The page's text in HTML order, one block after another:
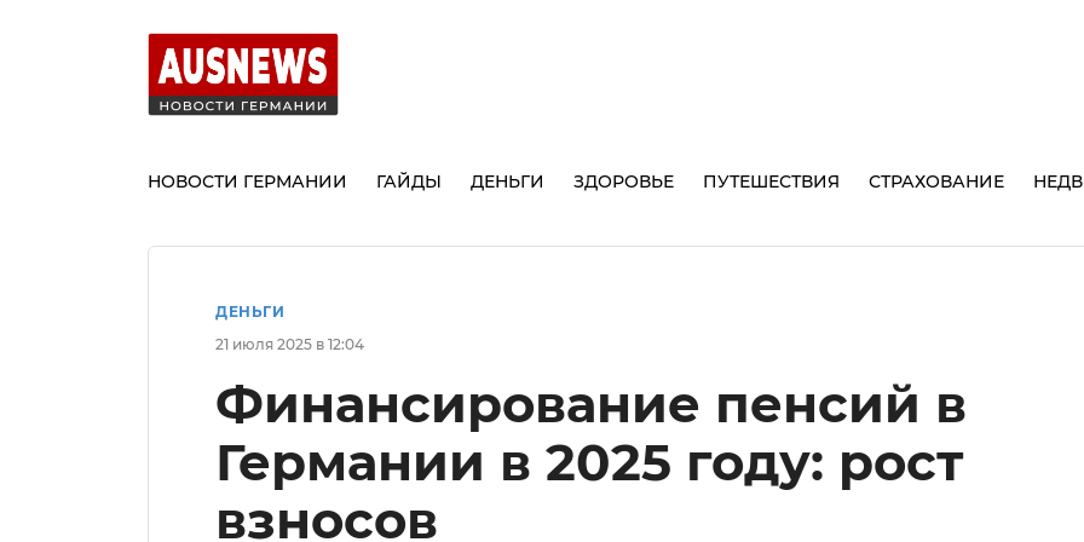
НОВОСТИ ГЕРМАНИИ ГАЙДЫ ДЕНЬГИ ЗДОРОВЬЕ ПУТЕШЕСТВИЯ СТРАХОВАНИЕ
ДЕНЬГИ
21 июля 2025 в 12:04
Финансирование пенсий в
Германии в 2025 году: рост
взносов